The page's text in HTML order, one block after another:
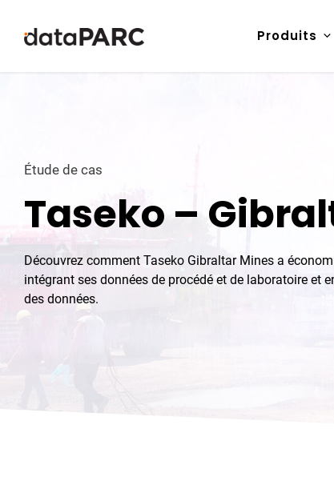
Produits
Étude de cas
Taseko –
Découvrez comment Taseko Gibraltar Mines a
intégrant ses données de procédé et de laboratoire et
des données.